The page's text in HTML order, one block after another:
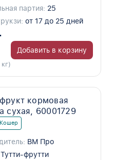
партия: 25
от 17 до 25 дней
Добавить в корзину
кормовая
сухая, 60001729
Кошер
ВМ Про
Тутти-фрутти